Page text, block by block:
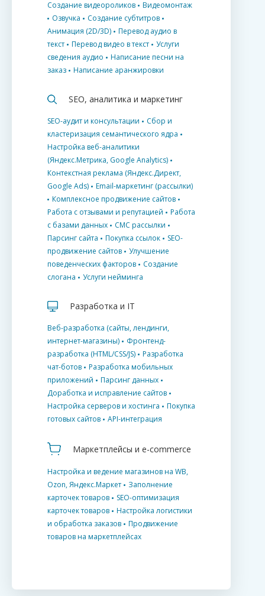
Создание видеороликов
Видеомонтаж
Озвучка
Создание субтитров
Анимация (2D/3D)
Перевод аудио в
текст
Перевод видео в текст
Услуги
сведения аудио
Написание песни на
заказ
Написание аранжировки
SEO, аналитика и маркетинг
SEO-аудит и консультации
Сбор и
кластеризация семантического ядра
Настройка веб-аналитики
(Яндекс.Метрика, Google Analytics)
Контекстная реклама (Яндекс.Директ,
Google Ads)
Email-маркетинг (рассылки)
Комплексное продвижение сайтов
Работа с отзывами и репутацией
Работа
с базами данных
СМС рассылки
Парсинг сайта
Покупка ссылок
SEO-
продвижение сайтов
Улучшение
поведенческих факторов
Создание
слогана
Услуги нейминга
Разработка и IT
Веб-разработка (сайты, лендинги,
интернет-магазины)
Фронтенд-
разработка (HTML/CSS/JS)
Разработка
чат-ботов
Разработка мобильных
приложений
Парсинг данных
Доработка и исправление сайтов
Настройка серверов и хостинга
Покупка
готовых сайтов
API-интеграция
Маркетплейсы и e-commerce
Настройка и ведение магазинов на WB,
Ozon, Яндекс.Маркет
Заполнение
карточек товаров
SEO-оптимизация
карточек товаров
Настройка логистики
и обработка заказов
Продвижение
товаров на маркетплейсах